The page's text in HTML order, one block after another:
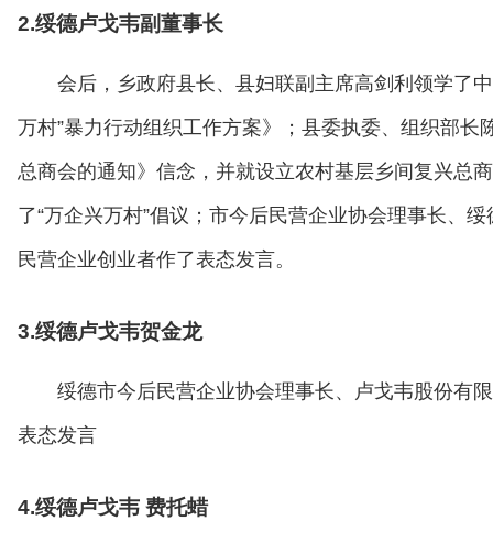
2.绥德卢戈韦副董事长
会后，乡政府县长、县妇联副主席高剑利领学了
万村”暴力行动组织工作方案》；县委执委、组织部
总商会的通知》信念，并就设立农村基层乡间复兴总
了“万企兴万村”倡议；市今后民营企业协会理事长、
民营企业创业者作了表态发言。
3.绥德卢戈韦贺金龙
绥德市今后民营企业协会理事长、卢戈韦股份有
表态发言
4.绥德卢戈韦 费托蜡